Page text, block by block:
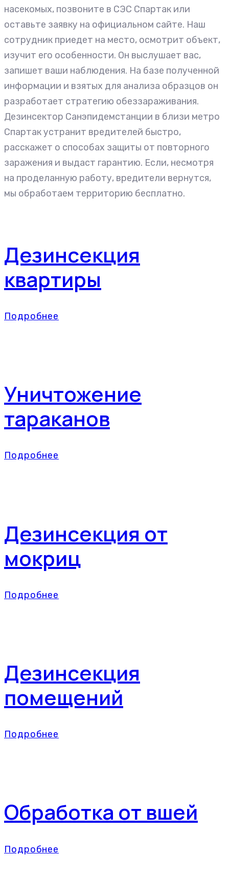
насекомых, позвоните в СЭС Спартак или
оставьте заявку на официальном сайте. Наш
сотрудник приедет на место, осмотрит объект,
изучит его особенности. Он выслушает вас,
запишет ваши наблюдения. На базе полученной
информации и взятых для анализа образцов он
разработает стратегию обеззараживания.
Дезинсектор Санэпидемстанции в близи метро
Спартак устранит вредителей быстро,
расскажет о способах защиты от повторного
заражения и выдаст гарантию. Если, несмотря
на проделанную работу, вредители вернутся,
мы обработаем территорию бесплатно.
Дезинсекция
квартиры
Подробнее
Уничтожение
тараканов
Подробнее
Дезинсекция от
мокриц
Подробнее
Дезинсекция
помещений
Подробнее
Обработка от вшей
Подробнее